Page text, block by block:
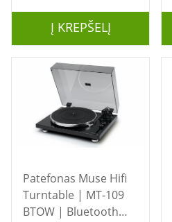
Į KREPŠELĮ
Patefonas Muse Hifi
Turntable | MT-109
BTOW | Bluetooth